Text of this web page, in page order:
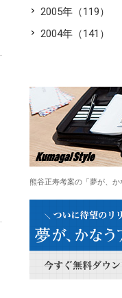
2005年（119）
2004年（141）
熊谷正寿考案の「夢が、